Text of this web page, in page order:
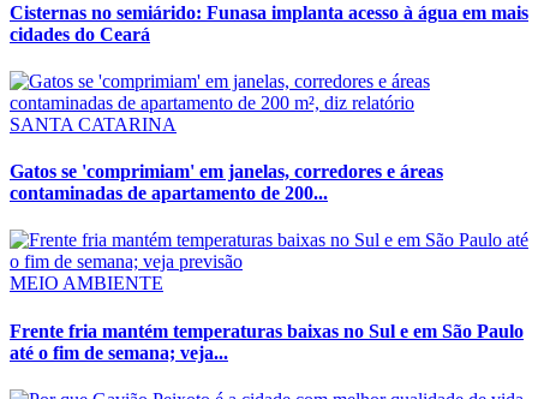
Cisternas no semiárido: Funasa implanta acesso à água em mais
cidades do Ceará
SANTA CATARINA
Gatos se 'comprimiam' em janelas, corredores e áreas
contaminadas de apartamento de 200...
MEIO AMBIENTE
Frente fria mantém temperaturas baixas no Sul e em São Paulo
até o fim de semana; veja...